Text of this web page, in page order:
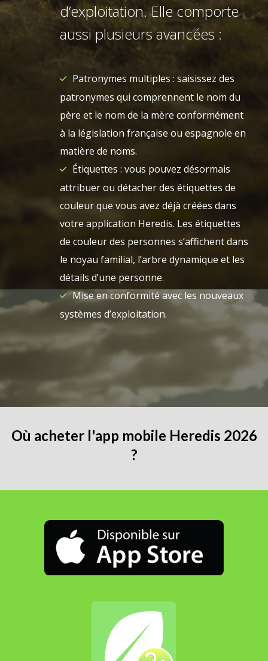
d’exploitation. Elle comporte
aussi plusieurs avancées :
Patronymes multiples : saisissez des
patronymes qui comprennent le nom du
père et le nom de la mère conformément
à la législation française ou espagnole en
matière de noms.
Étiquettes : vous pouvez désormais
attribuer ou détacher des étiquettes de
couleur que vous avez déjà créées dans
votre application Heredis. Les étiquettes
de couleur des personnes s’affichent dans
le noyau familial, l’arbre dynamique et les
détails d’une personne.
Mise en conformité avec les nouveaux
systèmes d’exploitation.
Où acheter l'app mobile Heredis 2026
?